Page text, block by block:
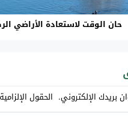
حان الوقت لاستعادة الأراضي
بريدك الإلكتروني. الحقول